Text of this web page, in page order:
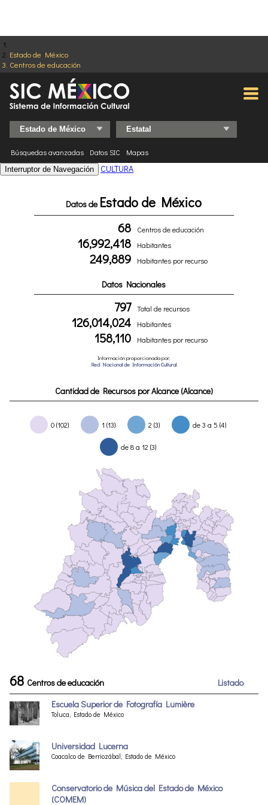
Estado de México
Centros de educación
Búsquedas avanzadas Datos SIC Mapas
Interruptor de Navegación CULTURA
Datos de Estado de México
68 Centros de educación
16,992,418 Habitantes
249,889 Habitantes por recurso
Datos Nacionales
797 Total de recursos
126,014,024 Habitantes
158,110 Habitantes por recurso
Información proporcionada por:
Red Nacional de Información Cultural
68 Centros de educación
Listado
Escuela Superior de Fotografía Lumière
Toluca, Estado de México
Universidad Lucerna
Coacalco de Berriozábal, Estado de México
Conservatorio de Música del Estado de México
(COMEM)
Cantidad de Recursos por Alcance (Alcance)
0 (102) 1 (13) 2 (3) de 3 a 5 (4)
de 8 a 12 (3)